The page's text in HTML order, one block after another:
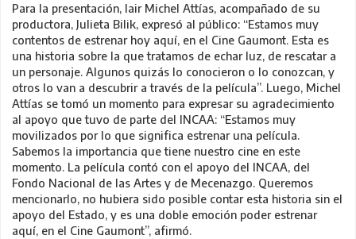
Para la presentación, Iair Michel Attías, acompañado de su
productora, Julieta Bilik, expresó al público: “Estamos muy
contentos de estrenar hoy aquí, en el Cine Gaumont. Esta es
una historia sobre la que tratamos de echar luz, de rescatar a
un personaje. Algunos quizás lo conocieron o lo conozcan, y
otros lo van a descubrir a través de la película”. Luego, Michel
Attías se tomó un momento para expresar su agradecimiento
al apoyo que tuvo de parte del INCAA: “Estamos muy
movilizados por lo que significa estrenar una película.
Sabemos la importancia que tiene nuestro cine en este
momento. La película contó con el apoyo del INCAA, del
Fondo Nacional de las Artes y de Mecenazgo. Queremos
mencionarlo, no hubiera sido posible contar esta historia sin el
apoyo del Estado, y es una doble emoción poder estrenar
aquí, en el Cine Gaumont”, afirmó.